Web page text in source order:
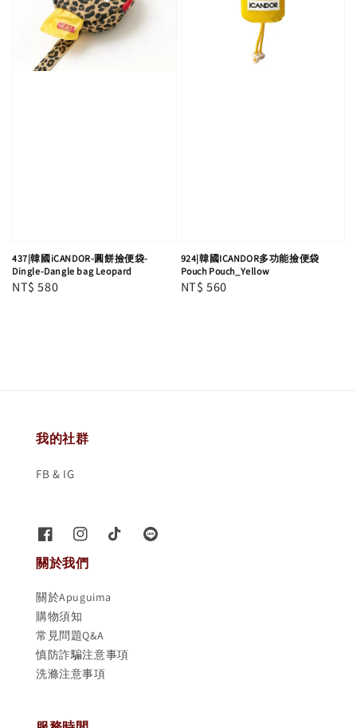
437|韓國iCANDOR-圓餅撿便袋-
Dingle-Dangle bag Leopard
Regular
NT$ 580
924|韓國ICANDOR多功能撿便袋
Pouch Pouch_Yellow
Regular
NT$ 560
我的社群
FB & IG
關於我們
關於Apuguima
購物須知
常見問題Q&A
慎防詐騙注意事項
洗滌注意事項